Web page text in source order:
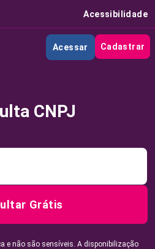
Acessibilidade
Acessar Cadastrar
CNPJ
Grátis
e não são sensíveis. A disponibilização